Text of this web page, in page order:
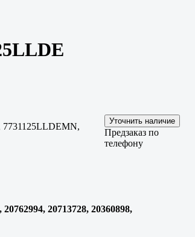
7731125LLDEMN,
Предзаказ по
телефону
20713728, 20360898,